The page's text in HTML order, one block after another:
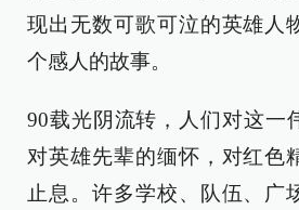
现出无数可歌可泣的英雄人
个感人的故事。
90载光阴流转，人们对这一
对英雄先辈的缅怀，对红色
止息。许多学校、队伍、广